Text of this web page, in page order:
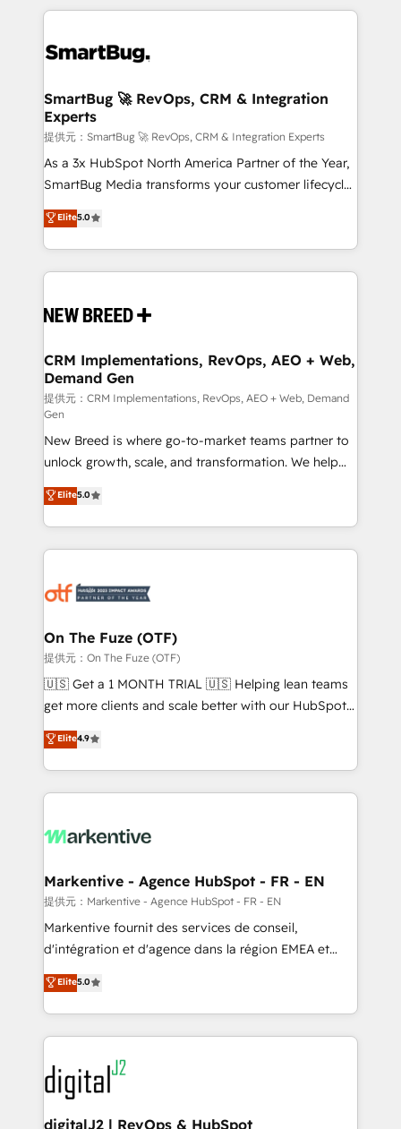
革を、構想から実装・定着までPMOとして主導。「設
の統合・浸透・変革管理を実行します。 ▸ CMS戦略設
計・構築：リード獲得・CVR・SEOを前提にした情報設
計・導線設計・テンプレート設計をContent Hubで一体
提供。 ▸ 既存CRM・MAからの移行支援：Salesforce・
Marketo・Pardot等からの移行、カスタム設計、履歴
Perplexity等のAI検索からの流入・引用を前提にコンテ
ンツとサイト構造を最適化。 🏆 なぜ100incを選ぶの
ISO9001:2015 取得 ✓ 400社以上の導入実績 ✓
HubSpot大百科 出版 CRM・AI活用に関するご相談、現
せください。
revenue velocity. 🚀 GTM Strategy & Alignment
stalling growth. Fix your ICP, Math, and Story to stop
Scalable Architecture: Zero-technical-debt setup
across all Hubs, validated by our 7 HubSpot
Accreditations. AI-Powered RevOps: Breeze AI,
custom AI agents, and high-integrity migrations for
total reporting clarity. Security & Compliance: SOC 2
security. 🏆 Why Bluleadz? GTM OS Partner | 16+
Years Experience | 1,000+ Five-Star Reviews
SmartBug 🚀 RevOps, CRM & Integration
Experts
提供元：SmartBug 🚀 RevOps, CRM & Integration Experts
As a 3x HubSpot North America Partner of the Year,
SmartBug Media transforms your customer lifecycle
into a revenue engine. Our unified ecosystem
includes specialized divisions Globalia (AI &
Software) and Point Success Media (Paid Media),
making this the official home for all three brands. 🔄
and system integrations powered by Globalia’s
trainers to drive platform adoption. 📈 Revenue
Generation - Full-funnel marketing and high-
performance advertising via Point Success Media. -
Expert deployment of Breeze AI and custom agents
to automate growth. 🏆 Elite Excellence - 8 platform
accreditations and deep HIPAA-compliance
expertise. - A team of 250+ experts dedicated to
your resilient growth.
Elite5.0
CRM Implementations, RevOps, AEO + Web,
Demand Gen
提供元：CRM Implementations, RevOps, AEO + Web, Demand
Gen
New Breed is where go-to-market teams partner to
unlock growth, scale, and transformation. We help
companies activate HubSpot’s AI-powered
customer platform and operationalize HubSpot’s
Loop Marketing framework through expert-led
services, smart agents, and purpose-built apps,
results, fast. ⚙️CRM & RevOps: Align all Hubs to your
🎯Demand Gen & ABM: Drive pipeline with inbound,
ABM, AEO, SEO, & paid media. 👩‍💻Web Design:
Build high-performing websites with UX, messaging,
& conversion strategy that drive results. 🤖AI
AI, & maximize AEO with tailored AI services. 🧩
Integrations: Extend HubSpot with custom
Elite5.0
On The Fuze (OTF)
提供元：On The Fuze (OTF)
🇺🇸 Get a 1 MONTH TRIAL 🇺🇸 Helping lean teams
get more clients and scale better with our HubSpot
Consulting & 'Done For You' Services. 🚀 Who We
Work With 🚀 We help lean, growing companies: -
Win more business - Reduce no-shows - Improve
lead & deal conversion rates - Scale with less
What do you get? 🤓 Our client's are too busy to
Personal Consultant + Tech Team to handle the
heavy lifting of mapping out AND building your ideal
system. + Get best practices and 'don't know what
you don't know' recommendations to maximize
6,500+ Partners) and was named 2023 HubSpot
Partner of the Year 💥 Trusted by 2,500+ companies
www.onthefuze.com/hubspot-admin Contact us to
learn more!
Elite4.9
Markentive - Agence HubSpot - FR - EN
提供元：Markentive - Agence HubSpot - FR - EN
Markentive fournit des services de conseil,
d'intégration et d'agence dans la région EMEA et
North America. Avec plus de 115 experts en
marketing automation, Growth, Revops, CRM et
webdesign. Markentive is both a consulting firm, a
digital agency and an integrator. With over 115
experts in marketing automation, growth, revops,
CRM and webdesign (We focus on EMEA - USA
customers).
Elite5.0
digitalJ2 | RevOps & HubSpot